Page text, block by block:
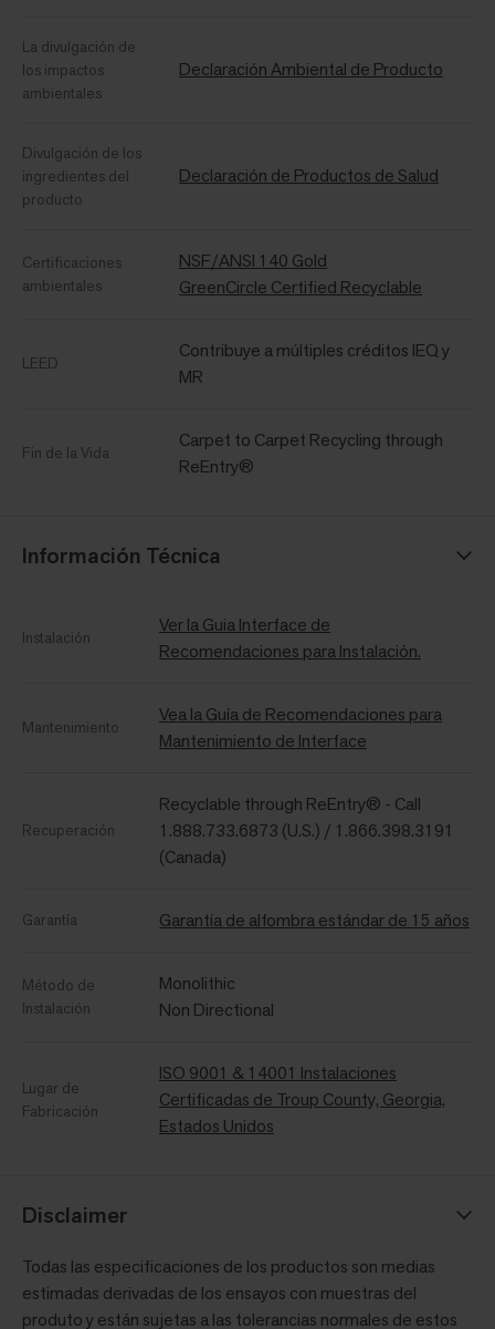
La divulgación de
los impactos
ambientales
Declaración Ambiental de Producto
Divulgación de los
ingredientes del
producto
Declaración de Productos de Salud
Certificaciones
ambientales
NSF/ANSI 140 Gold
GreenCircle Certified Recyclable
LEED
Contribuye a múltiples créditos IEQ y
MR
Fin de la Vida
Carpet to Carpet Recycling through
ReEntry®
Información Técnica
Instalación
Ver la Guia Interface de
Recomendaciones para Instalación.
Mantenimiento
Vea la Guía de Recomendaciones para
Mantenimiento de Interface
Recuperación
Recyclable through ReEntry® - Call
1.888.733.6873 (U.S.) / 1.866.398.3191
(Canada)
Garantía Garantía de alfombra estándar de 15 años
Método de
Instalación
Monolithic
Non Directional
Lugar de
Fabricación
ISO 9001 & 14001 Instalaciones
Certificadas de Troup County, Georgia,
Estados Unidos
Disclaimer
Todas las especificaciones de los productos son medias
estimadas derivadas de los ensayos con muestras del
produto y están sujetas a las tolerancias normales de estos